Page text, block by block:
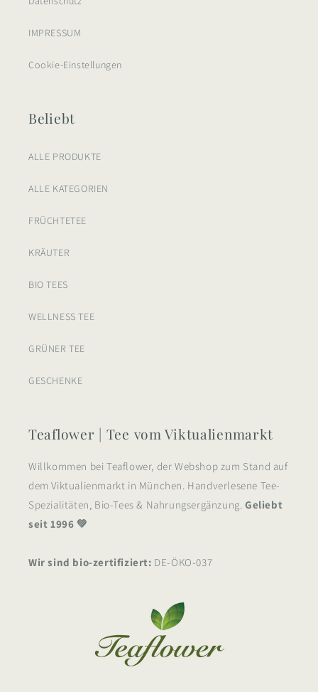
IMPRESSUM
Cookie-Einstellungen
Beliebt
ALLE PRODUKTE
ALLE KATEGORIEN
FRÜCHTETEE
KRÄUTER
BIO TEES
WELLNESS TEE
GRÜNER TEE
GESCHENKE
Teaflower | Tee vom Viktualienmarkt
Willkommen bei Teaflower, der Webshop zum Stand auf
dem Viktualienmarkt in München. Handverlesene Tee-
Spezialitäten, Bio-Tees & Nahrungsergänzung.Geliebt
seit 1996 💚
Wir sind bio-zertifiziert: DE-ÖKO-037